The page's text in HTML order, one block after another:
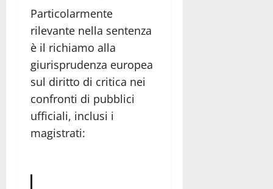
Particolarmente
rilevante nella sentenza
è il richiamo alla
giurisprudenza europea
sul diritto di critica nei
confronti di pubblici
ufficiali, inclusi i
magistrati: